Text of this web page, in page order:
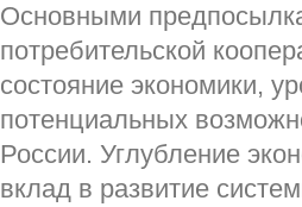
Основными
потребительской
состояние экономики,
потенциальных
России. Углубление
вклад в развитие